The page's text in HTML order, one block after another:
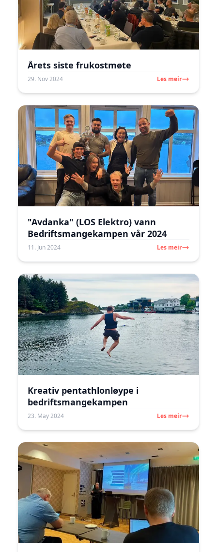
Årets siste frukostmøte
29. Nov 2024 Les meir
"Avdanka" (LOS Elektro) vann
Bedriftsmangekampen vår 2024
11. Jun 2024 Les meir
Kreativ pentathlonløype i
bedriftsmangekampen
23. May 2024 Les meir